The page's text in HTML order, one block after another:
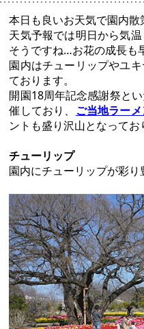
本日も良いお天気で園内散
天気予報では明日から気
そうですね…お花の成長も
園内はチューリップやユ
ております。
開園18周年記念感謝祭と
催しており、 ご当地ラー
ントも盛り沢山となってお
チューリップ
園内にチューリップが彩り